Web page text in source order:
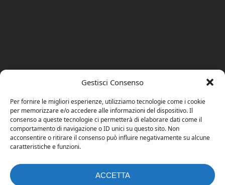
Gestisci Consenso
Per fornire le migliori esperienze, utilizziamo tecnologie come i cookie
per memorizzare e/o accedere alle informazioni del dispositivo. Il
consenso a queste tecnologie ci permetterà di elaborare dati come il
comportamento di navigazione o ID unici su questo sito. Non
acconsentire o ritirare il consenso può influire negativamente su alcune
caratteristiche e funzioni.
ACCETTA